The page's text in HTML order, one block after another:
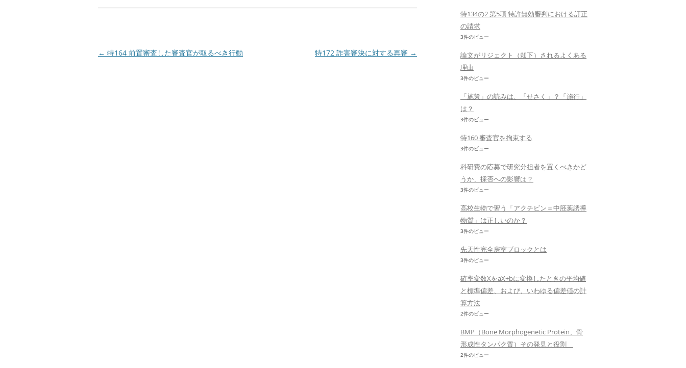
投
← 特164 前置審査した審査官が取るべき行動 特172 詐害審決に対する再審 →
特134の2 第5項 特許無効審判における訂正
の請求
3件のビュー
論文がリジェクト（却下）されるよくある
理由
3件のビュー
「施策」の読みは、「せさく」？「施行」
は？
3件のビュー
特160 審査官を拘束する
3件のビュー
科研費の応募で研究分担者を置くべきかど
うか、採否への影響は？
3件のビュー
高校生物で習う「アクチビン＝中胚葉誘導
物質」は正しいのか？
3件のビュー
先天性完全房室ブロックとは
3件のビュー
確率変数XをaX+bに変換したときの平均値
と標準偏差、および、いわゆる偏差値の計
算方法
2件のビュー
BMP（Bone Morphogenetic Protein、骨
形成性タンパク質）その発見と役割
2件のビュー